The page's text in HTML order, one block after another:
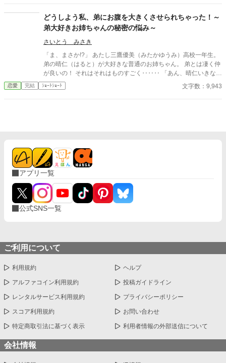
どうしよう私、弟にお腹を大きくさせられちゃった！～
弟大好きお姉ちゃんの秘密の悩み～
さいとう みさき
「ま、まさか!?」 あたし三鷹優美（みたかゆうみ）高校一年生。
弟の晴仁（はると）が大好きな普通のお姉ちゃん。 弟とは凄く仲
が良いの！ それはそれはものすごく‥‥‥ 「あん、晴仁いきなり
そんなのお口に入らないよぉ～♡」 そんな関係のあたしたち。 で
もある日トイレであたしはアレが来そうなのになかなか来ないの
恋愛 完結 ｼｮｰﾄｼｮｰﾄ 文字数：9,943
アプリ一覧
公式SNS一覧
ご利用について
利用規約 ヘルプ
アルファコイン利用規約 投稿ガイドライン
レンタルサービス利用規約 プライバシーポリシー
スコア利用規約 お問い合わせ
特定商取引法に基づく表示 利用者情報の外部送信について
会社情報